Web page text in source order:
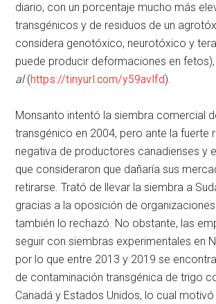
diario, con un porcentaje mucho más
transgénicos y de residuos de un
considera genotóxico, neurotóxico y
puede producir deformaciones en
al(https://tinyurl.com/y59avlfd).
Monsanto intentó la siembra comercial
transgénico en 2004, pero ante la fuerte
negativa de productores canadienses y
que consideraron que dañaría sus
retirarse. Trató de llevar la siembra a
gracias a la oposición de
también lo rechazó. No obstante, las
seguir con siembras experimentales en
por lo que entre 2013 y 2019 se
de contaminación transgénica de trigo
Canadá y Estados Unidos, lo cual